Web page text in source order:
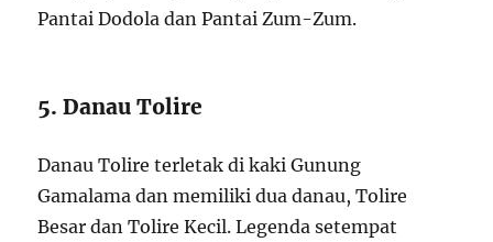
Pantai Dodola dan Pantai Zum-Zum.
5. Danau Tolire
Danau Tolire terletak di kaki Gunung
Gamalama dan memiliki dua danau, Tolire
Besar dan Tolire Kecil. Legenda setempat